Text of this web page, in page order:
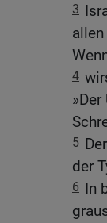
3
4
5
der
6 In